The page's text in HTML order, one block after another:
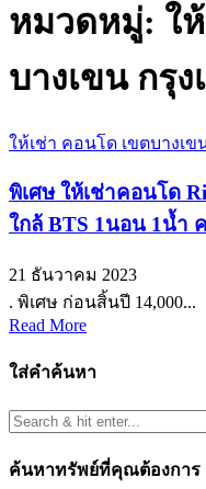
หมวดหมู่: ใ
บางเขน กรุง
ให้เช่า คอนโด เขตบางเข
พิเศษ ให้เช่าคอนโด
ใกล้ BTS 1นอน 1น้ำ
21 ธันวาคม 2023
. พิเศษ ก่อนสิ้นปี 14,000...
Read More
ใส่คำค้นหา
ค้นหาทรัพย์ที่คุณต้องการ